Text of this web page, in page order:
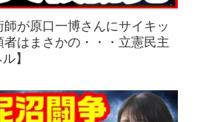
師が原口一博さんにサイキッ
者はまさかの・・・立憲民主
】